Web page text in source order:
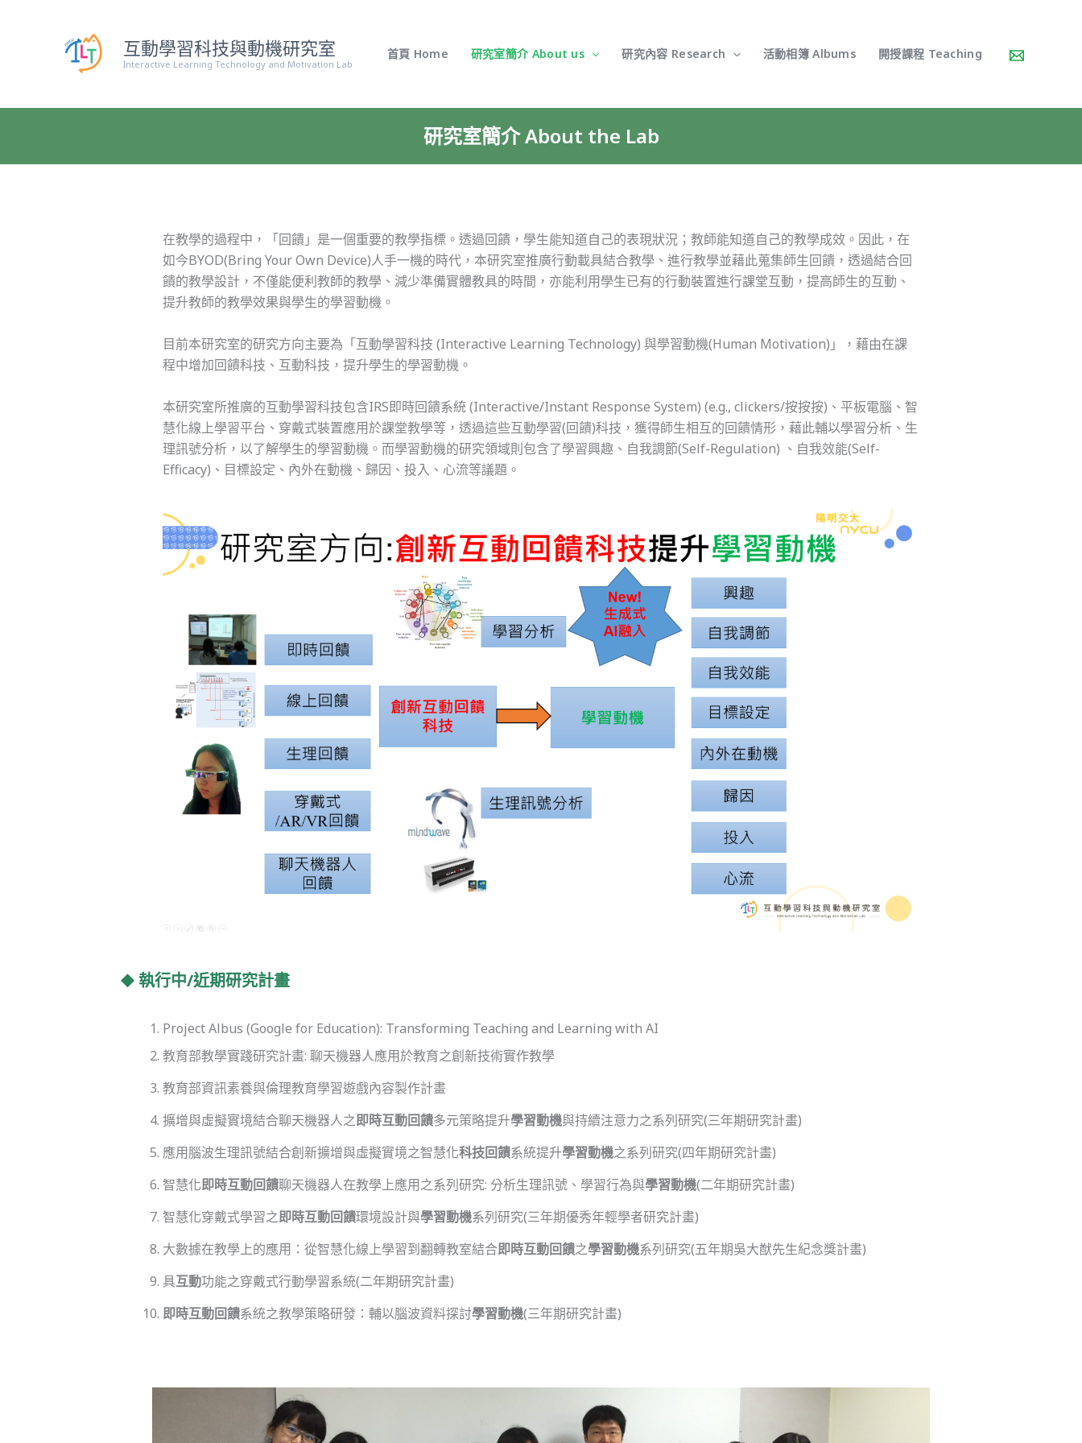
互動學習科技與動機研究室
Interactive Learning Technology and Motivation Lab
首頁 Home 研究室簡介 About us 研究內容 Research 活動相簿 Albums 開授課程 Teaching
研究室簡介 About the Lab
在教學的過程中，「回饋」是一個重要的教學指標。透過回饋，學生能知道自己的表現狀況；教師能知道自己的教學成效。因此，在
如今BYOD(Bring Your Own Device)人手一機的時代，本研究室推廣行動載具結合教學、進行教學並藉此蒐集師生回饋，透過結合回
饋的教學設計，不僅能便利教師的教學、減少準備實體教具的時間，亦能利用學生已有的行動裝置進行課堂互動，提高師生的互動、
提升教師的教學效果與學生的學習動機。
目前本研究室的研究方向主要為「互動學習科技 (Interactive Learning Technology) 與學習動機(Human Motivation)」，藉由在課
程中增加回饋科技、互動科技，提升學生的學習動機。
本研究室所推廣的互動學習科技包含IRS即時回饋系統 (Interactive/Instant Response System) (e.g., clickers/按按按)、平板電腦、智
慧化線上學習平台、穿戴式裝置應用於課堂教學等，透過這些互動學習(回饋)科技，獲得師生相互的回饋情形，藉此輔以學習分析、生
理訊號分析，以了解學生的學習動機。而學習動機的研究領域則包含了學習興趣、自我調節(Self-Regulation) 、自我效能(Self-
Efficacy)、目標設定、內外在動機、歸因、投入、心流等議題。
⯁ 執行中/近期研究計畫
Project Albus (Google for Education): Transforming Teaching and Learning with AI
教育部教學實踐研究計畫: 聊天機器人應用於教育之創新技術實作教學
教育部資訊素養與倫理教育學習遊戲內容製作計畫
擴增與虛擬實境結合聊天機器人之即時互動回饋多元策略提升學習動機與持續注意力之系列研究(三年期研究計畫)
應用腦波生理訊號結合創新擴增與虛擬實境之智慧化科技回饋系統提升學習動機之系列研究(四年期研究計畫)
智慧化即時互動回饋聊天機器人在教學上應用之系列研究: 分析生理訊號、學習行為與學習動機(二年期研究計畫)
智慧化穿戴式學習之即時互動回饋環境設計與學習動機系列研究(三年期優秀年輕學者研究計畫)
大數據在教學上的應用：從智慧化線上學習到翻轉教室結合即時互動回饋之學習動機系列研究(五年期吳大猷先生紀念獎計畫)
具互動功能之穿戴式行動學習系統(二年期研究計畫)
即時互動回饋系統之教學策略研發：輔以腦波資料探討學習動機(三年期研究計畫)